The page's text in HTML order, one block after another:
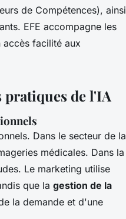
de Compétences), ainsi
EFE accompagne les
accès facilité aux
de l'IA
Dans le secteur de la
médicales. Dans la
Le marketing utilise
que la gestion de la
la demande et d'une